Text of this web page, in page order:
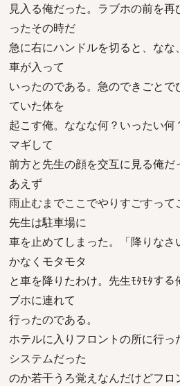
見入る俺だった。ラブホの前を
ったその時だ
急に右にハンドルを切ると、な
車が入って
いったのである。急のできごと
ていた体を
起こす俺。ななな何？いったい
マギして
前方と先生の顔を交互に見る俺だ
あえず
雨止むまでここでやりすごすっ
先生は駐車場に
車を止めてしまった。「降りなさ
かなくモタモタ
と車を降りたわけ。先生ﾓﾀﾓﾀす
ブホに連れて
行ったのである。
ホテルに入りフロントの所に行っ
システムだった
のか若干うろ覚えなんだけどフ